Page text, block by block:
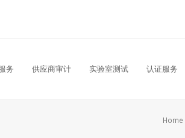
务 供应商审计 实验室测试 认证服务
Home